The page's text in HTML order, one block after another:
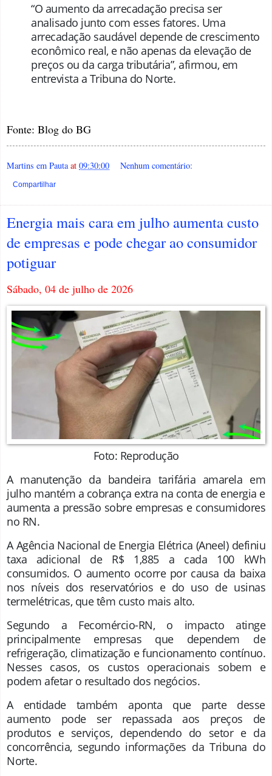
“O aumento da arrecadação precisa ser
analisado junto com esses fatores. Uma
arrecadação saudável depende de crescimento
econômico real, e não apenas da elevação de
preços ou da carga tributária”, afirmou, em
entrevista a Tribuna do Norte.
Fonte: Blog do BG
Martins em Pauta at 09:30:00 Nenhum comentário:
Compartilhar
Energia mais cara em julho aumenta custo
de empresas e pode chegar ao consumidor
potiguar
Sábado, 04 de julho de 2026
Foto: Reprodução
A manutenção da bandeira tarifária amarela em
julho mantém a cobrança extra na conta de energia e
aumenta a pressão sobre empresas e consumidores
no RN.
A Agência Nacional de Energia Elétrica (Aneel) definiu
taxa adicional de R$ 1,885 a cada 100 kWh
consumidos. O aumento ocorre por causa da baixa
nos níveis dos reservatórios e do uso de usinas
termelétricas, que têm custo mais alto.
Segundo a Fecomércio-RN, o impacto atinge
principalmente empresas que dependem de
refrigeração, climatização e funcionamento contínuo.
Nesses casos, os custos operacionais sobem e
podem afetar o resultado dos negócios.
A entidade também aponta que parte desse
aumento pode ser repassada aos preços de
produtos e serviços, dependendo do setor e da
concorrência, segundo informações da Tribuna do
Norte.